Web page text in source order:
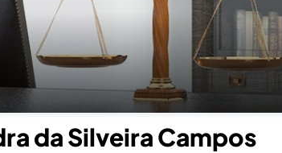
da Silveira Campos